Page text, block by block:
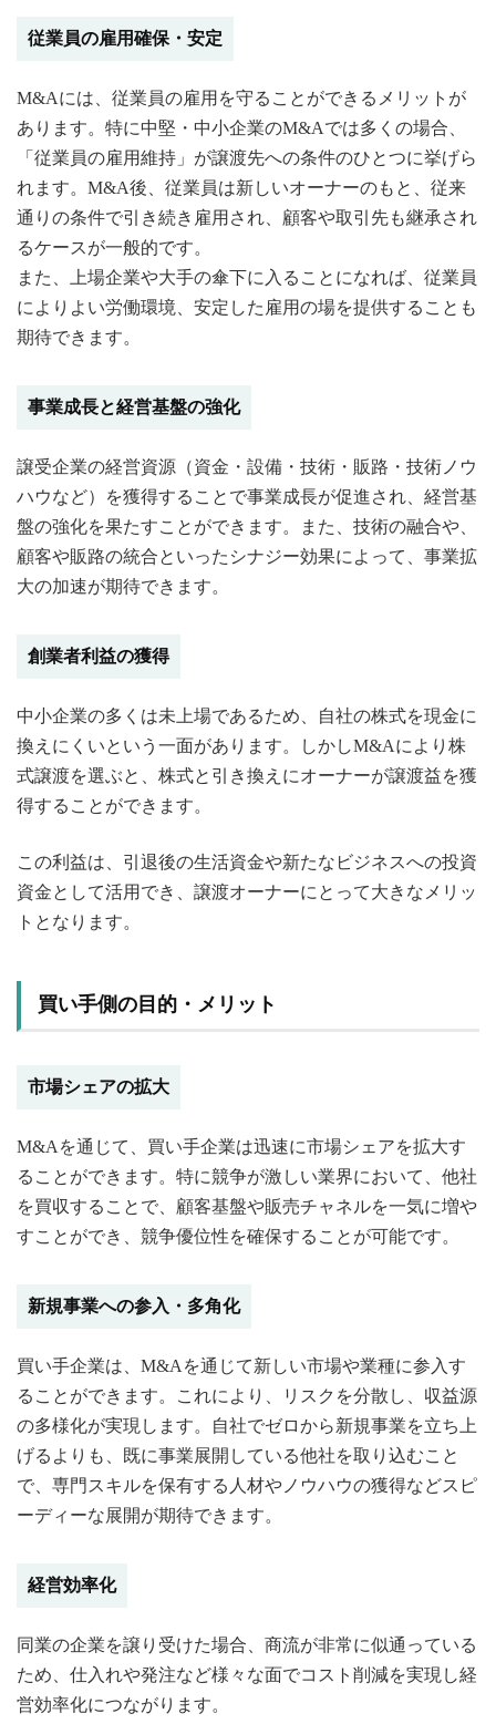
従業員の雇用確保・安定
M&Aには、従業員の雇用を守ることができるメリットが
あります。特に中堅・中小企業のM&Aでは多くの場合、
「従業員の雇用維持」が譲渡先への条件のひとつに挙げら
れます。M&A後、従業員は新しいオーナーのもと、従来
通りの条件で引き続き雇用され、顧客や取引先も継承され
るケースが一般的です。
また、上場企業や大手の傘下に入ることになれば、従業員
によりよい労働環境、安定した雇用の場を提供することも
期待できます。
事業成長と経営基盤の強化
譲受企業の経営資源（資金・設備・技術・販路・技術ノウ
ハウなど）を獲得することで事業成長が促進され、経営基
盤の強化を果たすことができます。また、技術の融合や、
顧客や販路の統合といったシナジー効果によって、事業拡
大の加速が期待できます。
創業者利益の獲得
中小企業の多くは未上場であるため、自社の株式を現金に
換えにくいという一面があります。しかしM&Aにより株
式譲渡を選ぶと、株式と引き換えにオーナーが譲渡益を獲
得することができます。
この利益は、引退後の生活資金や新たなビジネスへの投資
資金として活用でき、譲渡オーナーにとって大きなメリッ
トとなります。
買い手側の目的・メリット
市場シェアの拡大
M&Aを通じて、買い手企業は迅速に市場シェアを拡大す
ることができます。特に競争が激しい業界において、他社
を買収することで、顧客基盤や販売チャネルを一気に増や
すことができ、競争優位性を確保することが可能です。
新規事業への参入・多角化
買い手企業は、M&Aを通じて新しい市場や業種に参入す
ることができます。これにより、リスクを分散し、収益源
の多様化が実現します。自社でゼロから新規事業を立ち上
げるよりも、既に事業展開している他社を取り込むこと
で、専門スキルを保有する人材やノウハウの獲得などスピ
ーディーな展開が期待できます。
経営効率化
同業の企業を譲り受けた場合、商流が非常に似通っている
ため、仕入れや発注など様々な面でコスト削減を実現し経
営効率化につながります。